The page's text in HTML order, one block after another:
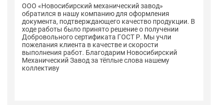
ООО «Новосибирский механический завод»
обратился в нашу компанию для оформления
документа, подтверждающего качество продукции. В
ходе работы было принято решение о получении
Добровольного сертификата ГОСТ Р. Мы учли
пожелания клиента в качестве и скорости
выполнения работ. Благодарим Новосибирский
Механический Завод за тёплые слова нашему
коллективу